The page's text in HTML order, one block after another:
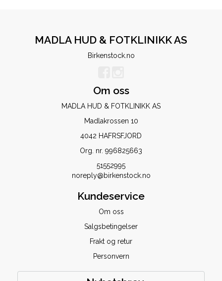
MADLA HUD & FOTKLINIKK AS
Birkenstock.no
Om oss
MADLA HUD & FOTKLINIKK AS
Madlakrossen 10
4042 HAFRSFJORD
Org. nr. 996825663
51552995
noreply@birkenstock.no
Kundeservice
Om oss
Salgsbetingelser
Frakt og retur
Personvern